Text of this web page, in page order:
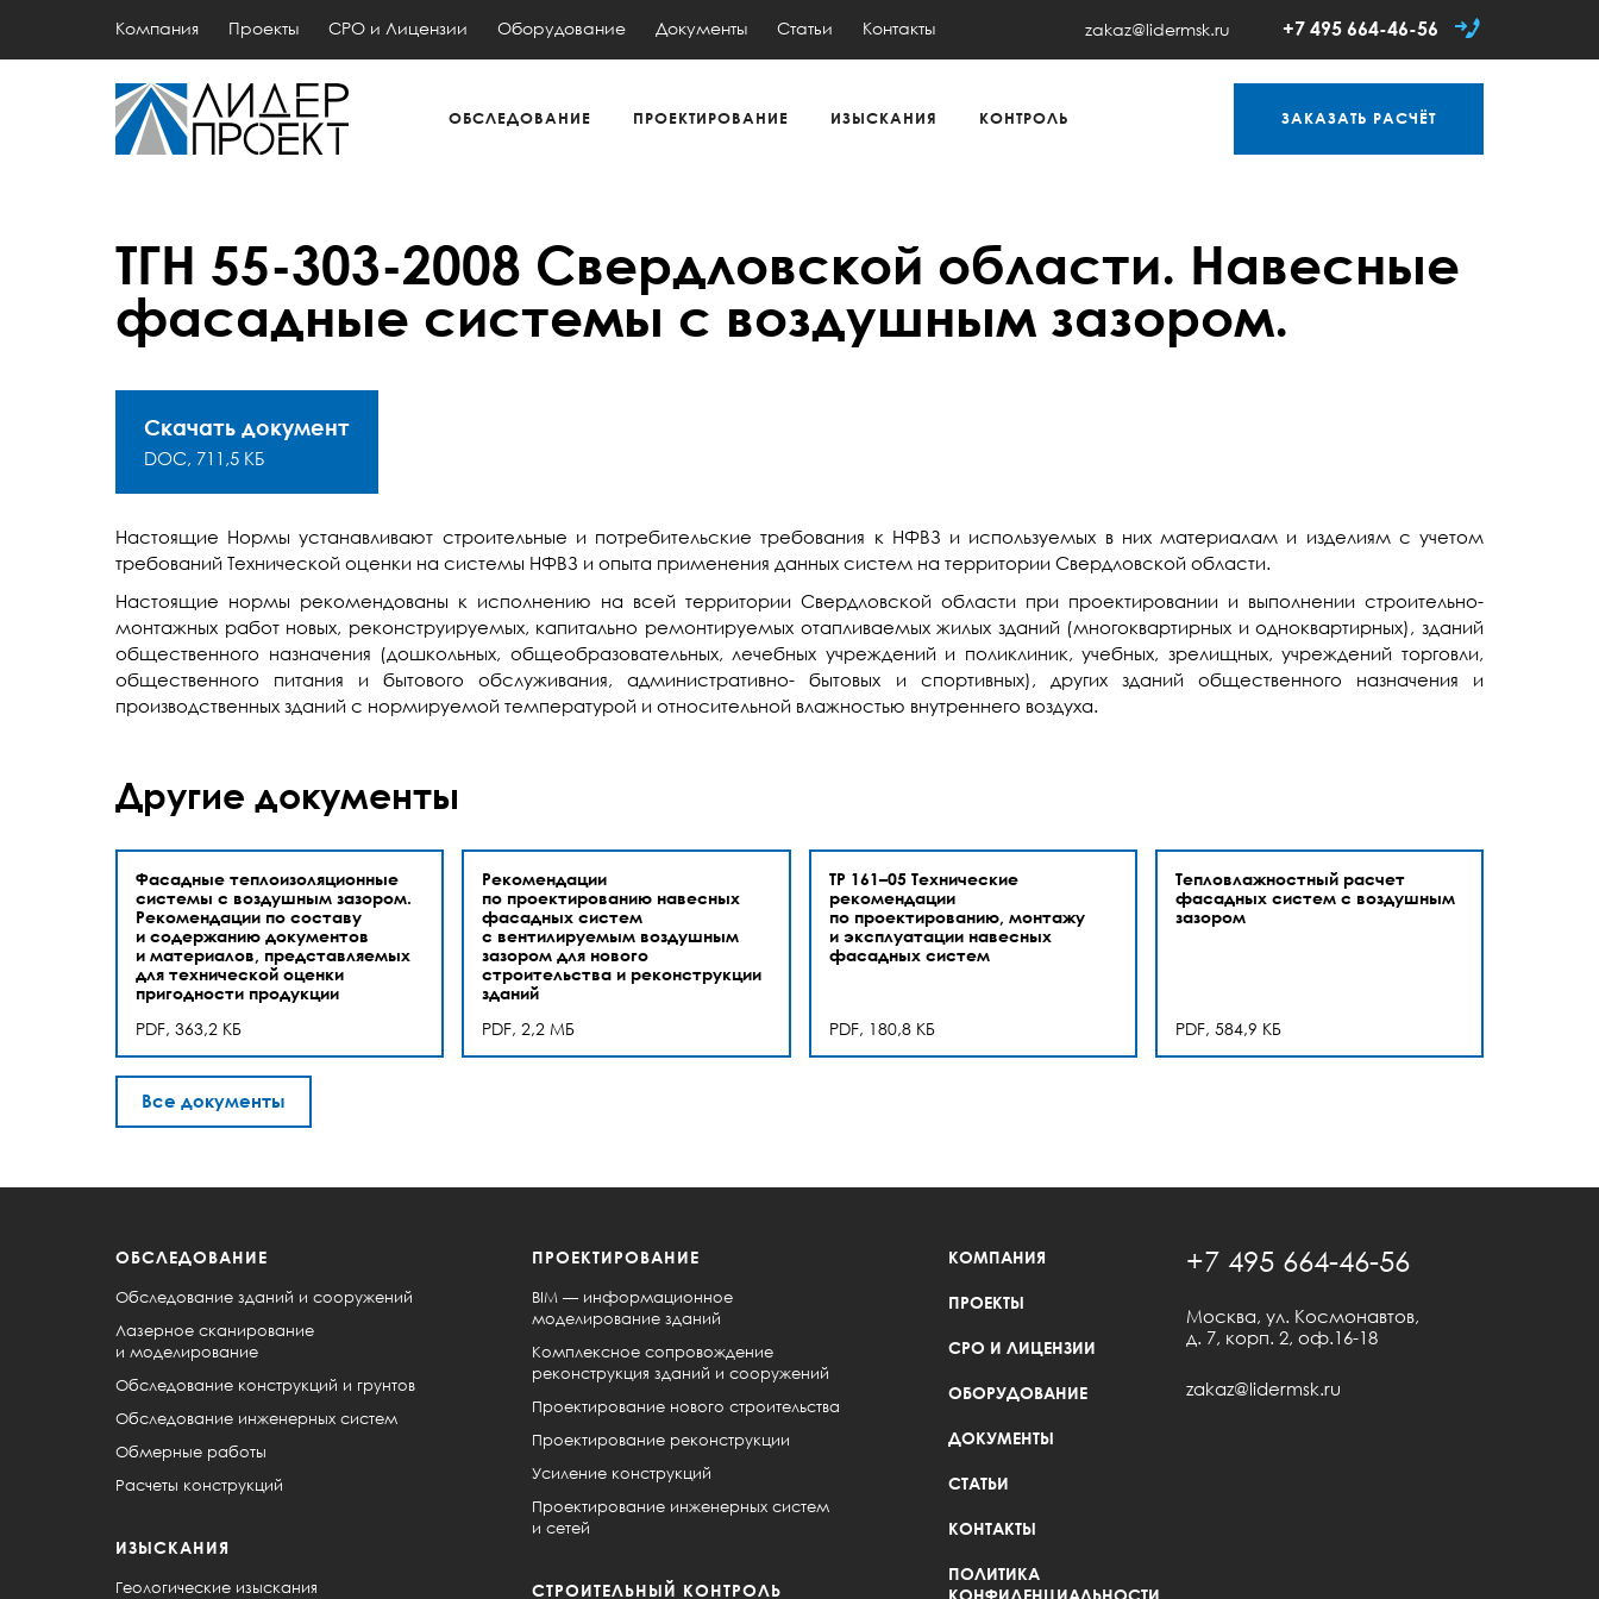
Компания Проекты СРО и Лицензии Оборудование Документы Статьи Контакты zakaz@lidermsk.ru +7 495 664-46-56
ОБСЛЕДОВАНИЕ ПРОЕКТИРОВАНИЕ ИЗЫСКАНИЯ КОНТРОЛЬ ЗАКАЗАТЬ РАСЧЁТ
ТГН 55-303-2008 Свердловской области. Навесные
фасадные системы с воздушным зазором.
Скачать документ
DOC, 711,5 КБ
Настоящие Нормы устанавливают строительные и потребительские требования к НФВЗ и используемых в них материалам и изделиям с учетом
требований Технической оценки на системы НФВЗ и опыта применения данных систем на территории Свердловской области.
Настоящие нормы рекомендованы к исполнению на всей территории Свердловской области при проектировании и выполнении строительно-
монтажных работ новых, реконструируемых, капитально ремонтируемых отапливаемых жилых зданий (многоквартирных и одноквартирных), зданий
общественного назначения (дошкольных, общеобразовательных, лечебных учреждений и поликлиник, учебных, зрелищных, учреждений торговли,
общественного питания и бытового обслуживания, административно- бытовых и спортивных), других зданий общественного назначения и
производственных зданий с нормируемой температурой и относительной влажностью внутреннего воздуха.
Другие документы
Фасадные теплоизоляционные
системы с воздушным зазором.
Рекомендации по составу
и содержанию документов
и материалов, представляемых
для технической оценки
пригодности продукции
PDF, 363,2 КБ
Рекомендации
по проектированию навесных
фасадных систем
с вентилируемым воздушным
зазором для нового
строительства и реконструкции
зданий
PDF, 2,2 МБ
ТР 161–05 Технические
рекомендации
по проектированию, монтажу
и эксплуатации навесных
фасадных систем
PDF, 180,8 КБ
Тепловлажностный расчет
фасадных систем с воздушным
зазором
PDF, 584,9 КБ
Все документы
ОБСЛЕДОВАНИЕ
Обследование зданий и сооружений
Лазерное сканирование
и моделирование
Обследование конструкций и грунтов
Обследование инженерных систем
Обмерные работы
Расчеты конструкций
ИЗЫСКАНИЯ
Геологические изыскания
ПРОЕКТИРОВАНИЕ
BIM — информационное
моделирование зданий
Комплексное сопровождение
реконструкция зданий и сооружений
Проектирование нового строительства
Проектирование реконструкции
Усиление конструкций
Проектирование инженерных систем
и сетей
СТРОИТЕЛЬНЫЙ КОНТРОЛЬ
КОМПАНИЯ
ПРОЕКТЫ
СРО И ЛИЦЕНЗИИ
ОБОРУДОВАНИЕ
ДОКУМЕНТЫ
СТАТЬИ
КОНТАКТЫ
ПОЛИТИКА
КОНФИДЕНЦИАЛЬНОСТИ
+7 495 664-46-56
Москва, ул. Космонавтов,
д. 7, корп. 2, оф.16-18
zakaz@lidermsk.ru